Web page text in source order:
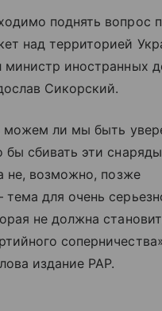
поднять вопрос
над территорией
министр иностранных
Сикорский.
можем ли мы быть
бы сбивать эти снаряды
не, возможно, позже
для очень
не должна
издание PAP.